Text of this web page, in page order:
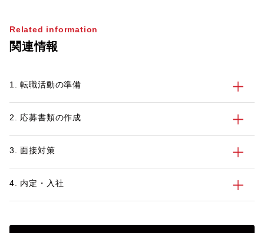
体で昨対比約130％、特に先発薬メーカー
では昨対比170％まで大きく伸びました。
要望が高まる「女性」の採用にフォーカス
のようなアピール
っているキャリア
今の50代製造業エ
向や転職成功事例
Related information
関連情報
1. 転職活動の準備
2. 応募書類の作成
3. 面接対策
4. 内定・入社